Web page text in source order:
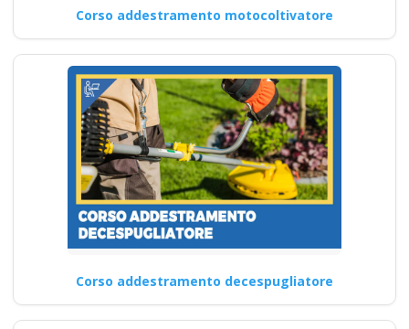
Corso addestramento motocoltivatore
Corso addestramento decespugliatore